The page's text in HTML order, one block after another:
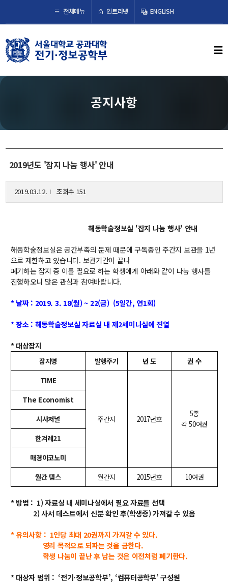
전체메뉴 인트라넷 ENGLISH ×
학부뉴스
뉴스
오시는 길
전임교수
객원교수
명예교수 및 전직교수
역대학부장
연구실/연구소
연구소
세미나 영상
e-TEC Talks
전기정보세미나
교육
학부
교과목이수규정
대학원
교과과정
교과목이수규정
연합전공 인공지능
연합전공 지능형 통신
협동과정 인공지능
해동학술정보
공지사항
2019년도 '잡지 나눔 행사' 안내
2019.03.12. 조회수 151
해동학술정보실 '잡지 나눔 행사' 안내
해동학술정보실은 공간부족의 문제 때문에 구독중인 주간지 보관을 1년
으로 제한하고 있습니다. 보관기간이 끝나
폐기하는 잡지 중 이를 필요로 하는 학생에게 아래와 같이 나눔 행사를
진행하오니 많은 관심과 참여바랍니다.
* 날짜 : 2019. 3. 18(월) ~ 22(금) (5일간, 연1회)
* 장소 : 해동학술정보실 자료실 내 제2세미나실에 진열
* 대상잡지
잡지명 발행주기 년 도
권 수
TIME
주간지 2017년호
5종
각 50여권
The Economist
시사저널
한겨레21
매경이코노미
월간 텝스
월간지 2015년호 10여권
* 방법 : 1) 자료실 내 세미나실에서 필요 자료를 선택
2) 사서 데스트에서 신분 확인 후(학생증) 가져갈 수 있음
* 유의사항 : 1인당 최대 20권까지 가져갈 수 있다.
영리 목적으로 되파는 것을 금한다.
학생 나눔이 끝난 후 남는 것은 이전처럼 폐기한다.
* 대상자 범위 : ‘전기·정보공학부’, ‘컴퓨터공학부’ 구성원